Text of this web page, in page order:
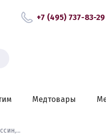
+7 (495) 737-83-29
Медтовары